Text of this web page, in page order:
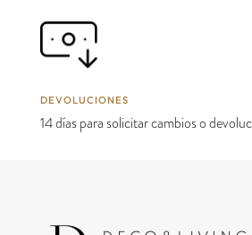
DEVOLUCIONES
14 días para solicitar cambios o